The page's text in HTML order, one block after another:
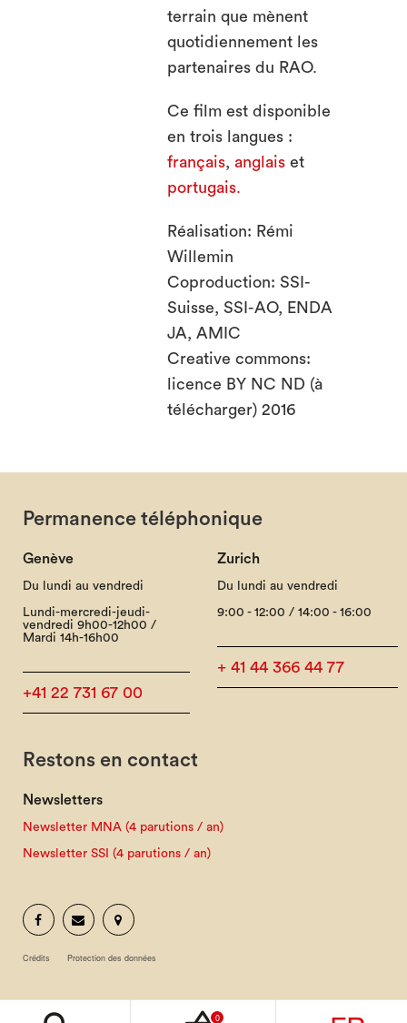
0
terrain que mènent
quotidiennement les
partenaires du RAO.
Ce film est disponible
en trois langues :
français, anglais et
portugais.
Réalisation: Rémi
Willemin
Coproduction: SSI-
Suisse, SSI-AO, ENDA
JA, AMIC
Creative commons:
licence BY NC ND (à
télécharger) 2016
Permanence téléphonique
Genève
Du lundi au vendredi
Lundi-mercredi-jeudi-
vendredi 9h00-12h00 /
Mardi 14h-16h00
+41 22 731 67 00
Zurich
Du lundi au vendredi
9:00 - 12:00 / 14:00 - 16:00
+ 41 44 366 44 77
Restons en contact
Newsletters
Newsletter MNA (4 parutions / an)
Newsletter SSI (4 parutions / an)
Crédits Protection des données